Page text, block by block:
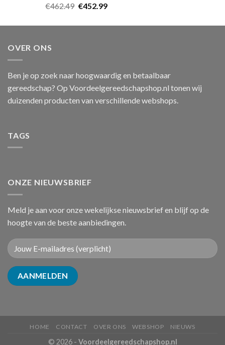
€462.49 Oorspronkelijke
was:
€452.99Huidige
is:
OVER ONS
Ben je op zoek naar hoogwaardig en betaalbaar
gereedschap? Op Voordeelgereedschapshop.nl tonen wij
duizenden producten van verschillende webshops.
TAGS
ONZE NIEUWSBRIEF
Meld je aan voor onze wekelijkse nieuwsbrief en blijf op de
hoogte van de beste aanbiedingen.
HOME CONTACT OVER ONS WEBSHOP NIEUWS
© 2026 - Voordeelgereedschapshop.nl